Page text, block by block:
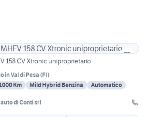
158 CV Xtronic uniproprietario
in Val di Pesa (FI)
Km Mild Hybrid Benzina
Automatico
di Conti srl